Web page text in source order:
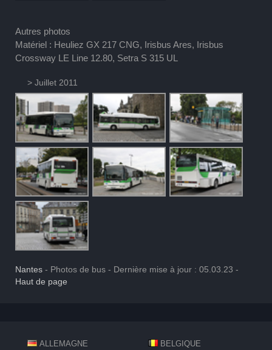
Autres photos
Matériel : Heuliez GX 217 CNG, Irisbus Ares, Irisbus
Crossway LE Line 12.80, Setra S 315 UL
> Juillet 2011
Nantes - Photos de bus - Dernière mise à jour : 05.03.23 -
Haut de page
ALLEMAGNE
BELGIQUE